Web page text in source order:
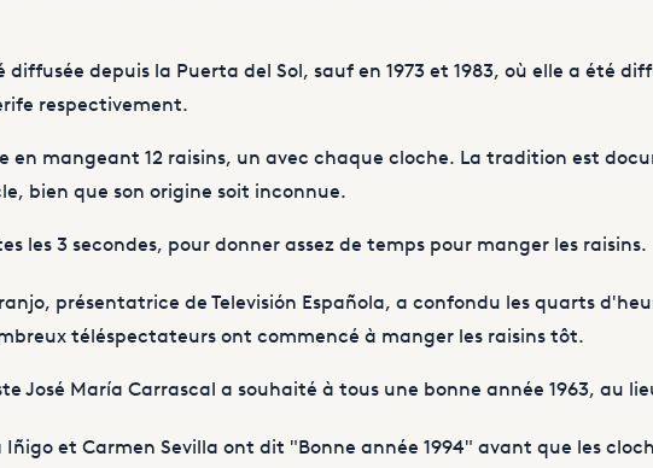
depuis la Puerta del Sol, sauf en 1973 et 1983, où elle a été
respectivement.
en mangeant 12 raisins, un avec chaque cloche. La tradition est
bien que son origine soit inconnue.
les 3 secondes, pour donner assez de temps pour manger les raisins.
présentatrice de Televisión Española, a confondu les quarts
téléspectateurs ont commencé à manger les raisins tôt.
José María Carrascal a souhaité à tous une bonne année 1963, au
Iñigo et Carmen Sevilla ont dit "Bonne année 1994" avant que les